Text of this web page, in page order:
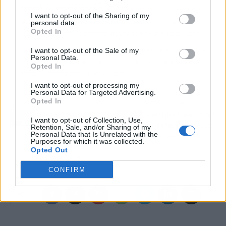
I want to opt-out of the Sharing of my
personal data.
Opted In
I want to opt-out of the Sale of my
Personal Data.
Opted In
I want to opt-out of processing my
Personal Data for Targeted Advertising.
Opted In
I want to opt-out of Collection, Use,
Retention, Sale, and/or Sharing of my
Personal Data that Is Unrelated with the
Purposes for which it was collected.
Opted Out
CONFIRM
¿Por qué importa?
Añade alas, nuevos Pals, el Árbol del
Mundo y una puesta a punto masiva que reinventa el juego.
¿Nos afecta o es solo un meme?Si te gusta el survival con
monstruos, no podrás ignorarlo. Y si no, siempre puedes ver
Artículo anterior
bono social eléctrico:
cómo te afecta y qué
descuentos puedes
en el Mundial 2026 que
nadie había conseguido